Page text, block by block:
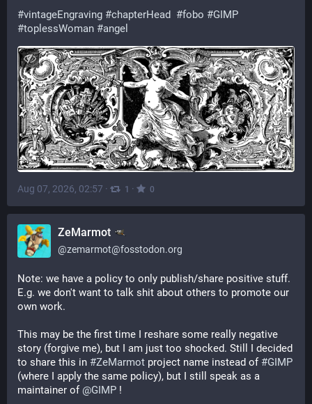
#vintageEngraving #chapterHead #fobo #GIMP
#toplessWoman #angel
Aug 07, 2026, 02:57 · 1 · 0
ZeMarmot
@zemarmot@fosstodon.org
Note: we have a policy to only publish/share positive stuff.
E.g. we don't want to talk shit about others to promote our
own work.
This may be the first time I reshare some really negative
story (forgive me), but I am just too shocked. Still I decided
to share this in #ZeMarmot project name instead of #GIMP
(where I apply the same policy), but I still speak as a
maintainer of @GIMP !